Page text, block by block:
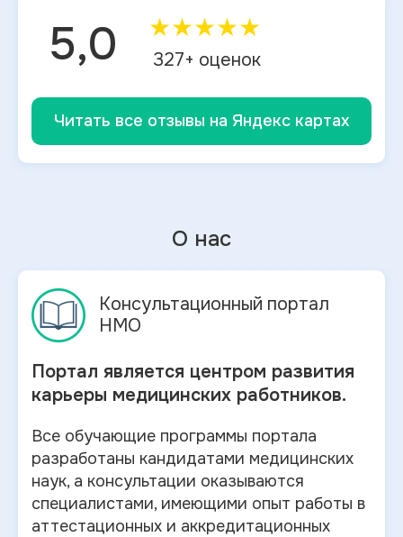
5,0 ★★★★★
327+ оценок
Читать все отзывы на Яндекс картах
О нас
Консультационный портал
НМО
Портал является центром развития
карьеры медицинских работников.
Все обучающие программы портала
разработаны кандидатами медицинских
наук, а консультации оказываются
специалистами, имеющими опыт работы в
аттестационных и аккредитационных